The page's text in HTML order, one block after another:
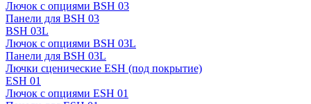
Лючок с опциями BSH 03
Панели для BSH 03
BSH 03L
Лючок с опциями BSH 03L
Панели для BSH 03L
Лючки сценические ESH (под покрытие)
ESH 01
Лючок с опциями ESH 01